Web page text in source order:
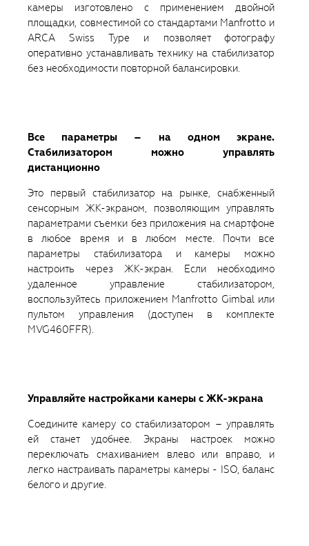
камеры изготовлено с применением двойной
площадки, совместимой со стандартами Manfrotto и
ARCA Swiss Type и позволяет фотографу
оперативно устанавливать технику на стабилизатор
без необходимости повторной балансировки.
Все параметры – на одном экране.
Стабилизатором можно управлять
дистанционно
Это первый стабилизатор на рынке, снабженный
сенсорным ЖК-экраном, позволяющим управлять
параметрами съемки без приложения на смартфоне
в любое время и в любом месте. Почти все
параметры стабилизатора и камеры можно
настроить через ЖК-экран. Если необходимо
удаленное управление стабилизатором,
воспользуйтесь приложением Manfrotto Gimbal или
пультом управления (доступен в комплекте
MVG460FFR).
Управляйте настройками камеры с ЖК-экрана
Соедините камеру со стабилизатором – управлять
ей станет удобнее. Экраны настроек можно
переключать смахиванием влево или вправо, и
легко настраивать параметры камеры - ISO, баланс
белого и другие.